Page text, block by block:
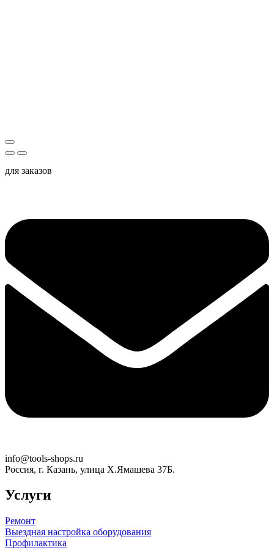
для заказов
info@tools-shops.ru
Россия, г. Казань, улица Х.Ямашева 37Б.
Услуги
Ремонт
Выездная настройка оборудования
Профилактика